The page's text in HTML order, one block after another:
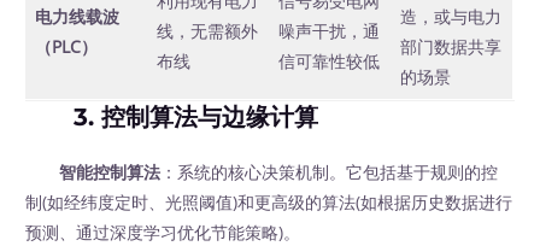
电力线载波
（PLC）
线，无需额外
布线
噪声干扰，通
信可靠性较低
造，或与电力
部门数据共享
的场景
3. 控制算法与边缘计算
智能控制算法 ：系统的核心决策机制。它包括基于规则的控
制(如经纬度定时、光照阈值)和更高级的算法(如根据历史数据进行
预测、通过深度学习优化节能策略)。